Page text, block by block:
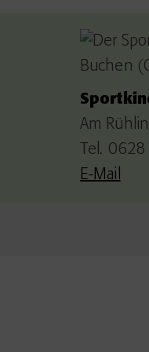
Am
Tel.
E-Mail